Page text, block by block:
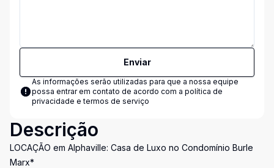
Enviar
As informações serão utilizadas para que a nossa equipe
possa entrar em contato de acordo com a política de
privacidade e termos de serviço
Descrição
LOCAÇÃO em Alphaville: Casa de Luxo no Condomínio Burle
Marx*